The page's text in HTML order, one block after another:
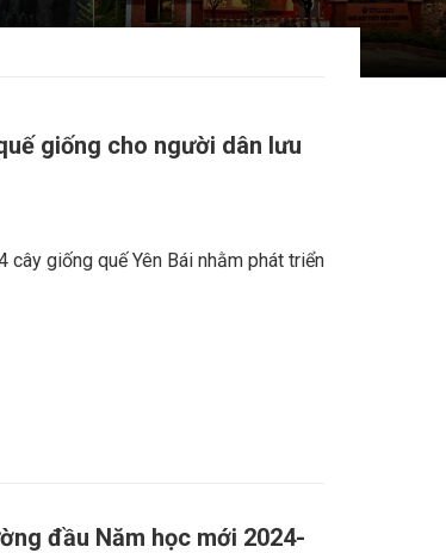
giống cho người dân lưu
giống quế Yên Bái nhằm phát triển
đầu Năm học mới 2024-